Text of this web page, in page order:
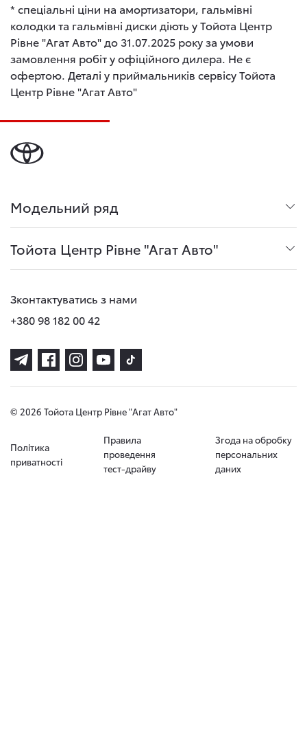
* спеціальні ціни на амортизатори, гальмівні
колодки та гальмівні диски діють у Тойота Центр
Рівне "Агат Авто" до 31.07.2025 року за умови
замовлення робіт у офіційного дилера. Не є
офертою. Деталі у приймальників сервісу Тойота
Центр Рівне "Агат Авто"
Модельний ряд
Тойота Центр Рівне "Агат Авто"
Зконтактуватись з нами
+380 98 182 00 42
© 2026 Тойота Центр Рівне "Агат Авто"
Політика
приватності
Правила
проведення
тест-драйву
Згода на обробку
персональних
даних